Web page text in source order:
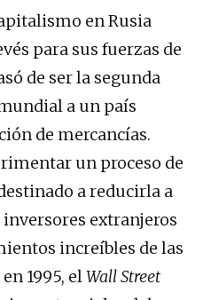
en Rusia
para sus fuerzas de
de ser la segunda
a un país
de mercancías.
un proceso de
a reducirla a
extranjeros
increíbles de las
1995, elWall Street